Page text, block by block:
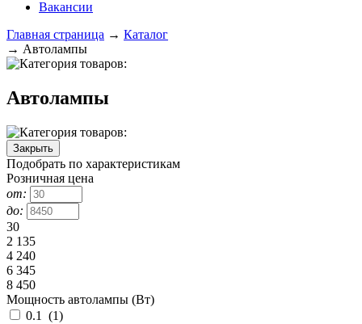
Вакансии
Главная страница → Каталог
→ Автолампы
Автолампы
Закрыть
Подобрать по характеристикам
Розничная цена
от:
до:
30
2 135
4 240
6 345
8 450
Мощность автолампы (Вт)
0.1
(1)